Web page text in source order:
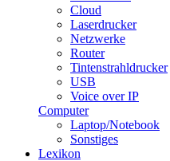
Cloud
Laserdrucker
Netzwerke
Router
Tintenstrahldrucker
USB
Voice over IP
Computer
Laptop/Notebook
Sonstiges
Lexikon